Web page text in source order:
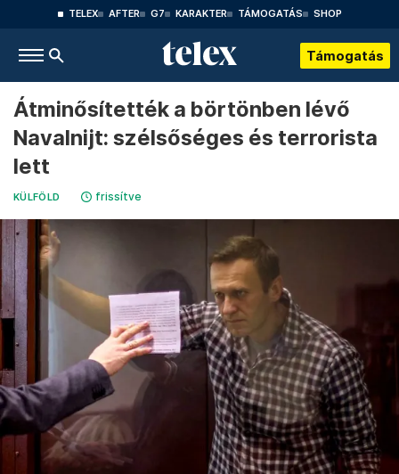
TELEX AFTER G7 KARAKTER TÁMOGATÁS SHOP
Támogatás
Átminősítették a börtönben lévő
Navalnijt: szélsőséges és terrorista
lett
KÜLFÖLD frissítve